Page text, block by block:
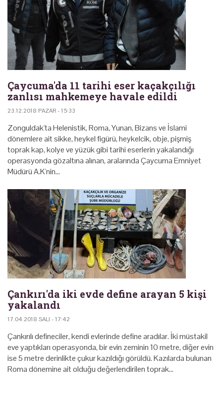
Çaycuma'da 11 tarihi eser kaçakçılığı
zanlısı mahkemeye havale edildi
23.12.2018 PAZAR - 15:33
Zonguldak'ta Helenistik, Roma, Yunan, Bizans ve İslami
dönemlere ait sikke, heykel figürü, heykelcik, obje, pişmiş
toprak kap, kolye ve yüzük gibi tarihi eserlerin yakalandığı
operasyonda gözaltına alınan, aralarında Çaycuma Emniyet
Müdürü A.K'nin…
Çankırı'da iki evde define arayan 5 kişi
yakalandı
17.04.2018 SALI - 17:42
Çankırılı defineciler, kendi evlerinde define aradılar. İki müstakil
eve yaptıkları operasyonda, bir evin zeminin 10 metre, diğer evin
ise 5 metre derinlikte çukur kazıldığı görüldü. Kazılarda bulunan
Roma dönemine ait olduğu değerlendirilen toprak…